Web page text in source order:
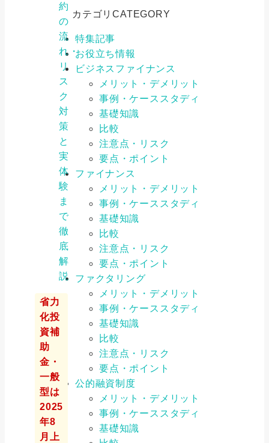
約
の
流
れ・
リ
ス
ク
対
策
と
実
体
験
ま
で
徹
底
解
説
省力
化投
資補
助
金・
一般
型は
2025
年8
月上
カテゴリCATEGORY
特集記事
お役立ち情報
ビジネスファイナンス
メリット・デメリット
事例・ケーススタディ
基礎知識
比較
注意点・リスク
要点・ポイント
ファイナンス
メリット・デメリット
事例・ケーススタディ
基礎知識
比較
注意点・リスク
要点・ポイント
ファクタリング
メリット・デメリット
事例・ケーススタディ
基礎知識
比較
注意点・リスク
要点・ポイント
公的融資制度
メリット・デメリット
事例・ケーススタディ
基礎知識